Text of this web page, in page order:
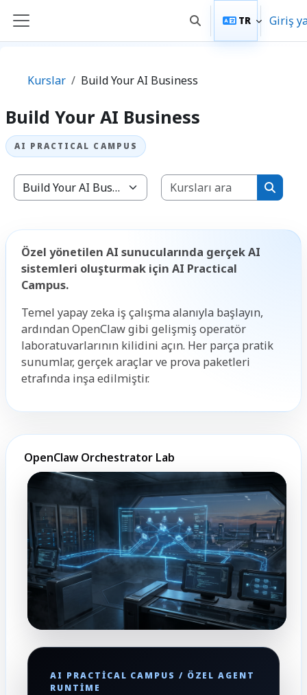
Yan panel Arama girişini değiştir
TR Giriş
Kurslar Build Your AI Business
Build Your AI Business
Kurs Kategorileri
Kursları
Özel yönetilen AI sunucularında gerçek AI
sistemleri oluşturmak için AI Practical
Campus.
Temel yapay zeka iş çalışma alanıyla başlayın,
ardından OpenClaw gibi gelişmiş operatör
laboratuvarlarının kilidini açın. Her parça pratik
sunumlar, gerçek araçlar ve prova paketleri
etrafında inşa edilmiştir.
OpenClaw Orchestrator Lab
AI PRACTICAL CAMPUS / ÖZEL AGENT
RUNTIME